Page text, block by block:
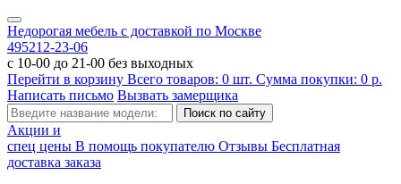
Недорогая мебель с доставкой по Москве
495212-23-06
с 10-00 до 21-00 без выходных
Перейти в корзину Всего товаров: 0 шт. Сумма покупки: 0 р.
Написать письмо Вызвать замерщика
Акции и
спец цены В помощь покупателю Отзывы Бесплатная
доставка заказа